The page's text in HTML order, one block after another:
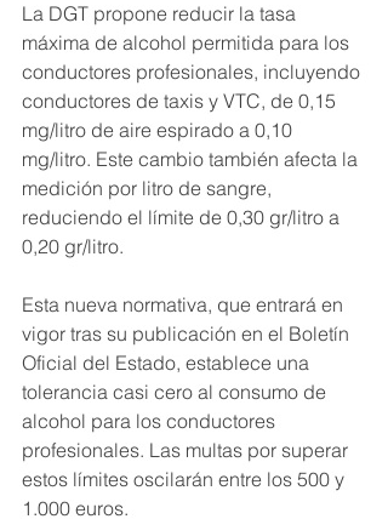
La DGT propone reducir la tasa
máxima de alcohol permitida para los
conductores profesionales, incluyendo
conductores de taxis y VTC, de 0,15
mg/litro de aire espirado a 0,10
mg/litro. Este cambio también afecta la
medición por litro de sangre,
reduciendo el límite de 0,30 gr/litro a
0,20 gr/litro.
Esta nueva normativa, que entrará en
vigor tras su publicación en el Boletín
Oficial del Estado, establece una
tolerancia casi cero al consumo de
alcohol para los conductores
profesionales. Las multas por superar
estos límites oscilarán entre los 500 y
1.000 euros.